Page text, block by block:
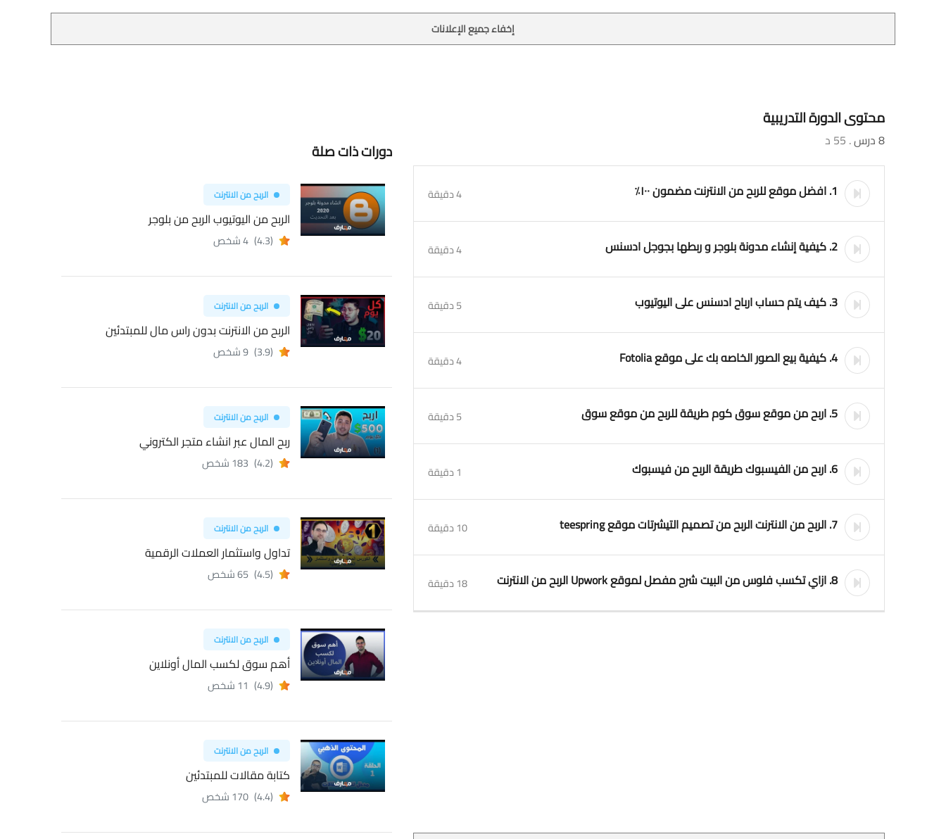
إخفاء جميع الإعلانات
محتوى الدورة التدريبية
8 درس . 55 د
1. افضل موقع للربح من الانترنت مضمون ١٠٠٪ 4 دقيقة
2. كيفية إنشاء مدونة بلوجر و ربطها بجوجل ادسنس 4 دقيقة
3. كيف يتم حساب ارباح ادسنس على اليوتيوب 5 دقيقة
4. كيفية بيع الصور الخاصه بك على موقع Fotolia 4 دقيقة
5. اربح من موقع سوق كوم طريقة للربح من موقع سوق 5 دقيقة
6. اربح من الفيسبوك طريقة الربح من فيسبوك 1 دقيقة
7. الربح من الانترنت الربح من تصميم التيشرتات موقع teespring 10 دقيقة
8. ازاي تكسب فلوس من البيت شرح مفصل لموقع Upwork الربح من الانترنت 18 دقيقة
دورات ذات صلة
الربح من الانترنت
الربح من اليوتيوب الربح من بلوجر
(4.3) 4 شخص
الربح من الانترنت
الربح من الانترنت بدون راس مال للمبتدئين
(3.9) 9 شخص
الربح من الانترنت
ربح المال عبر انشاء متجر الكتروني
(4.2) 183 شخص
الربح من الانترنت
تداول واستثمار العملات الرقمية
(4.5) 65 شخص
الربح من الانترنت
أهم سوق لكسب المال أونلاين
(4.9) 11 شخص
الربح من الانترنت
كتابة مقالات للمبتدئين
(4.4) 170 شخص